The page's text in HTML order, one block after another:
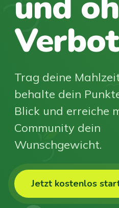
Trag deine
behalte dein
Blick und erreiche
Community dein
Wunschgewicht.
Jetzt kostenlos